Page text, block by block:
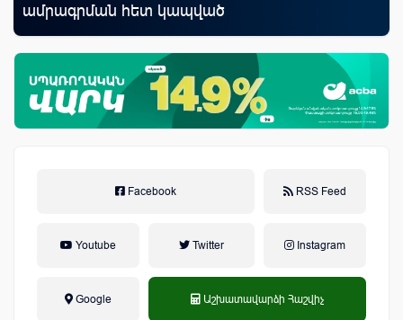
ամրագրման հետ կապված
զեղծարարությունների մասին
Facebook RSS Feed
Youtube Twitter Instagram
Google Աշխատավարձի Հաշվիչ